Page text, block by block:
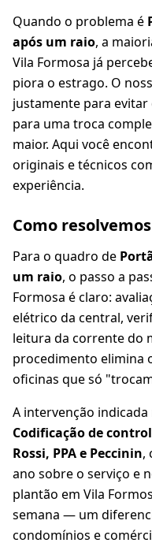
Quando o problema é
após um raio, a
Vila Formosa já
piora o estrago. O
justamente para
para uma troca
maior. Aqui você
originais e técnicos
experiência.
Como
Para o quadro de
um raio, o passo a
Formosa é claro:
elétrico da central,
leitura da corrente do
procedimento elimina
oficinas que só
A intervenção
Codificação de
Rossi, PPA e Peccinin,
ano sobre o serviço e
plantão em Vila
semana — um
condomínios e